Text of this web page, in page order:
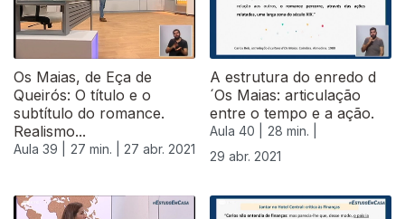
Os Maias, de Eça de
Queirós: O título e o
subtítulo do romance.
Realismo...
Aula 39 | 27 min. | 27 abr. 2021
A estrutura do enredo d
´Os Maias: articulação
entre o tempo e a ação.
Aula 40 |
28 min. |
29 abr. 2021